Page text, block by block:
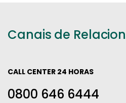
Canais de
CALL CENTER 24 HORAS
0800 646 6444